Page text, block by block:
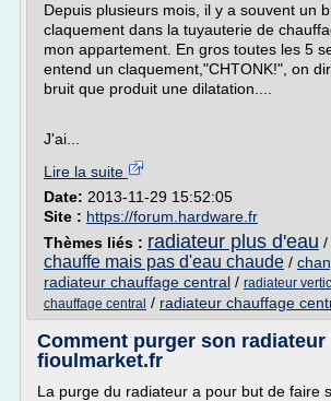
Depuis plusieurs mois, il y a souvent un
claquement dans la tuyauterie de
mon appartement. En gros toutes les 5
entend un claquement,"CHTONK!", on
bruit que produit une dilatation....
J'ai...
Lire la suite
Date: 2013-11-29 15:52:05
Site : https://forum.hardware.fr
Thèmes liés : radiateur plus d'eau /
chauffe mais pas d'eau chaude /
radiateur chauffage central / radiateur
chauffage central / radiateur chauffage
Comment purger son radiateur
fioulmarket.fr
La purge du radiateur a pour but de faire